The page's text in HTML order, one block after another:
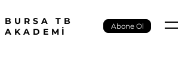
BURSA TB
AKADEMİ
Abone Ol